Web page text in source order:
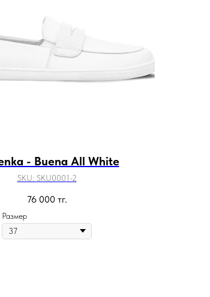
- Buena All White
SKU: SKU0001-2
76 000 тг.
Размер